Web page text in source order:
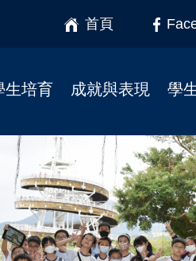
首頁
生培育
民教育
宗教培育
校園(4Rs)
學校社工
習支援
成就與表現
榮譽榜
校友成就
制服團隊
服務大使
課外活動
學
柴天
學校
校
校